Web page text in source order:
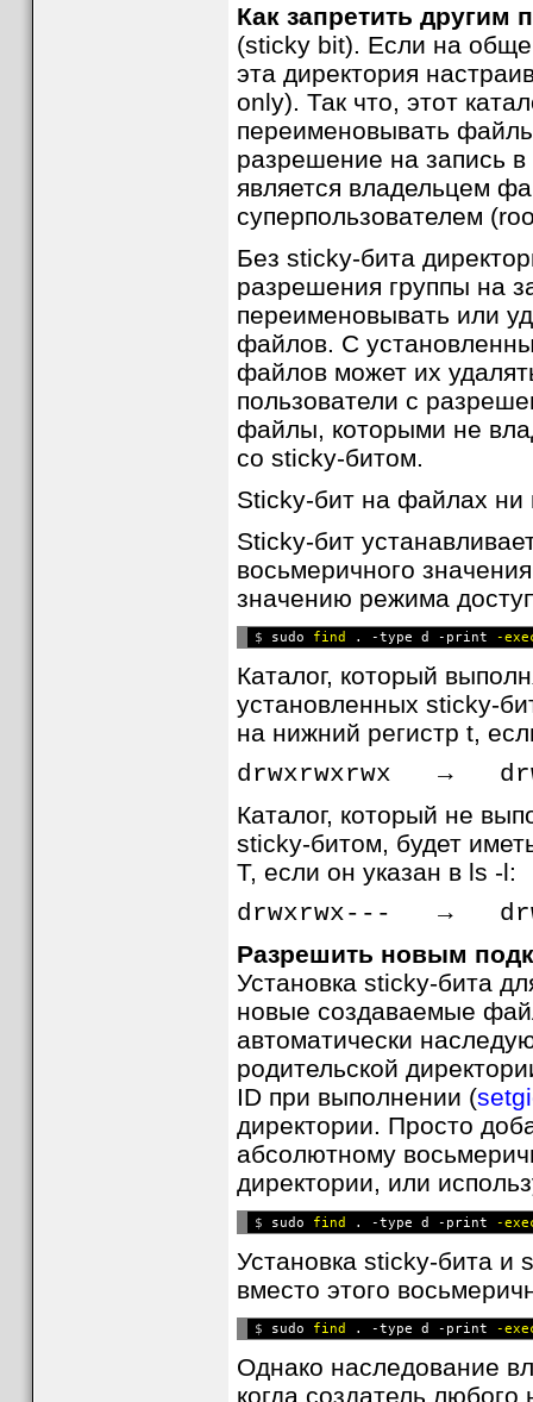
Как запретить другим
(sticky bit). Если на
эта директория
only). Так что, этот
переименовывать файлы
разрешение на запись
является владельцем
суперпользователем
Без sticky-бита
разрешения группы на
переименовывать или
файлов. С
файлов может их
пользователи с
файлы, которыми не
со sticky-битом.
Sticky-бит на файлах ни
Sticky-бит
восьмеричного
значению режима
$ sudo find . -type d -print -
Каталог, который
установленных sticky-
на нижний регистр t,
drwxrwxrwx →
Каталог, который не
sticky-битом, будет
T, если он указан в ls -l:
drwxrwx--- →
Разрешить новым
Установка sticky-бита
новые создаваемые
автоматически
родительской
ID при выполнении (
директории. Просто
абсолютному
директории, или
$ sudo find . -type d -print -
Установка sticky-бита и
вместо этого
$ sudo find . -type d -print -
Однако наследование
когда создатель